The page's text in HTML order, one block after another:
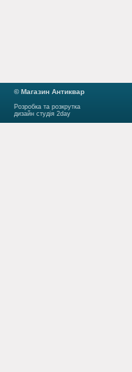
© Магазин Антиквар
Розробка та розкрутка
дизайн студія 2day